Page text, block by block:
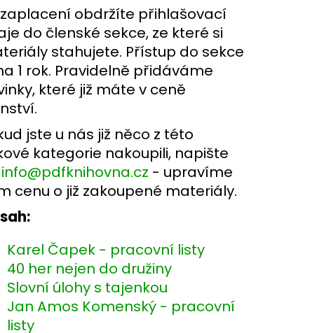
zaplacení obdržíte přihlašovací
do členské sekce, ze které si
stahujete. Přístup do sekce
1 rok. Pravidelně přidáváme
které již máte v ceně
jste u nás již něco z této
kategorie nakoupili, napište
info@pdfknihovna.cz - upravíme
cenu o již zakoupené materiály.
Karel Čapek - pracovní listy
40 her nejen do družiny
Slovní úlohy s tajenkou
Jan Amos Komenský - pracovní
listy